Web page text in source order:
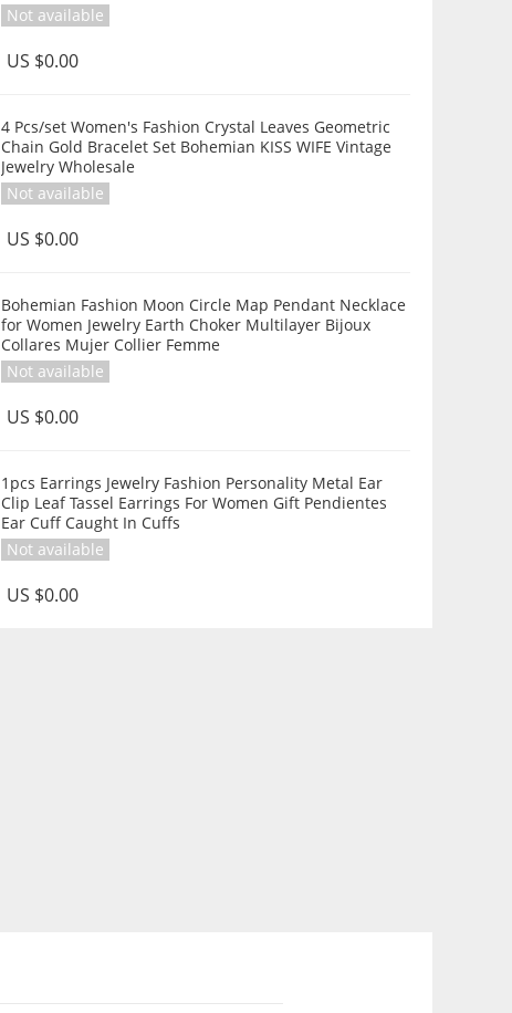
Not available
US $0.00
4 Pcs/set Women's Fashion Crystal Leaves Geometric
Chain Gold Bracelet Set Bohemian KISS WIFE Vintage
Jewelry Wholesale
Not available
US $0.00
Bohemian Fashion Moon Circle Map Pendant Necklace
for Women Jewelry Earth Choker Multilayer Bijoux
Collares Mujer Collier Femme
Not available
US $0.00
1pcs Earrings Jewelry Fashion Personality Metal Ear
Clip Leaf Tassel Earrings For Women Gift Pendientes
Ear Cuff Caught In Cuffs
Not available
US $0.00